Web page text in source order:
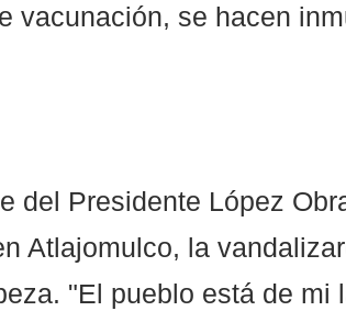
vacunación, se hacen
del Presidente López
Atlajomulco, la
"El pueblo está de mi